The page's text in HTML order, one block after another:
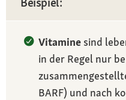
Vitamine sind
in der Regel nur
BARF) und nach